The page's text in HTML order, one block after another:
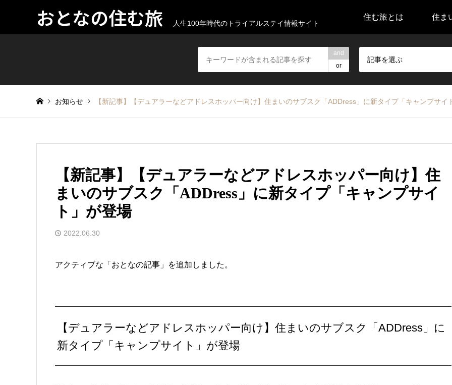
おとなの住む旅 人生100年時代のトライアルステイ情報サイト
住む旅とは 住ま
and
or
記事を選ぶ
お知らせ 【新記事】【デュアラーなどアドレスホッパー向け】住まいのサブスク「ADDress」に新タイプ「キャンプサイ
【新記事】【デュアラーなどアドレスホッパー向け】住
まいのサブスク「ADDress」に新タイプ「キャンプサイ
ト」が登場
2022.06.30
アクティブな「おとなの記事」を追加しました。
【デュアラーなどアドレスホッパー向け】住まいのサブスク「ADDress」に
新タイプ「キャンプサイト」が登場